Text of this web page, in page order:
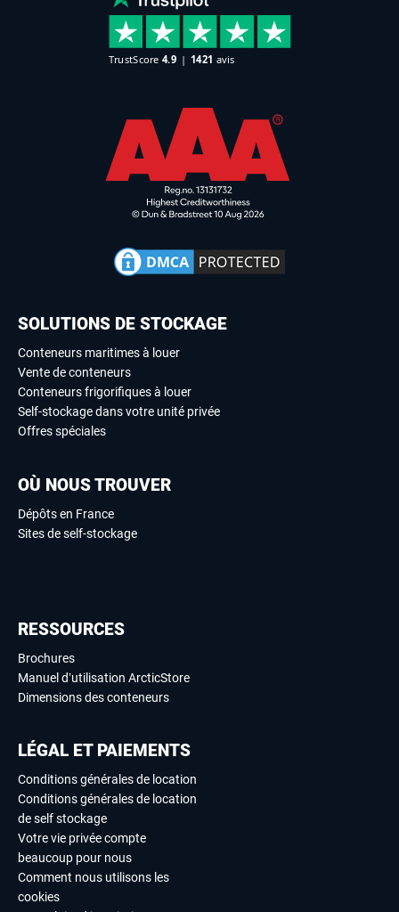
SOLUTIONS DE STOCKAGE
Conteneurs maritimes à louer
Vente de conteneurs
Conteneurs frigorifiques à louer
Self-stockage dans votre unité privée
Offres spéciales
OÙ NOUS TROUVER
Dépôts en France
Sites de self-stockage
RESSOURCES
Brochures
Manuel d’utilisation ArcticStore
Dimensions des conteneurs
LÉGAL ET PAIEMENTS
Conditions générales de location
Conditions générales de location
de self stockage
Votre vie privée compte
beaucoup pour nous
Comment nous utilisons les
cookies